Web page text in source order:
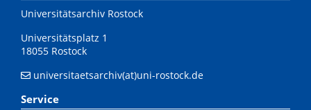
Universitätsarchiv Rostock
Universitätsplatz 1
18055 Rostock
universitaetsarchiv(at)uni-rostock.de
Service